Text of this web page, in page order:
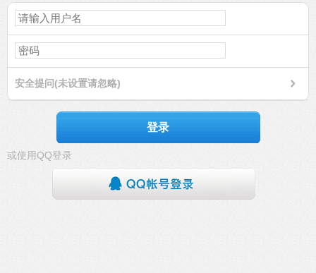
安全提问(未设置请忽略)
登录
或使用QQ登录